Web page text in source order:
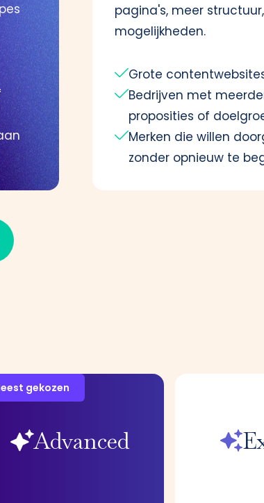
pagina's, meer
mogelijkheden.
Grote
Bedrijven met
proposities of
Merken die willen
zonder opnieuw te
gekozen
Advanced